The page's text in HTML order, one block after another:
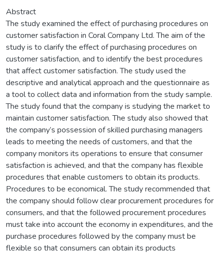
Abstract
The study examined the effect of purchasing procedures on
customer satisfaction in Coral Company Ltd. The aim of the
study is to clarify the effect of purchasing procedures on
customer satisfaction, and to identify the best procedures
that affect customer satisfaction. The study used the
descriptive and analytical approach and the questionnaire as
a tool to collect data and information from the study sample.
The study found that the company is studying the market to
maintain customer satisfaction. The study also showed that
the company’s possession of skilled purchasing managers
leads to meeting the needs of customers, and that the
company monitors its operations to ensure that consumer
satisfaction is achieved, and that the company has flexible
procedures that enable customers to obtain its products.
Procedures to be economical. The study recommended that
the company should follow clear procurement procedures for
consumers, and that the followed procurement procedures
must take into account the economy in expenditures, and the
purchase procedures followed by the company must be
flexible so that consumers can obtain its products